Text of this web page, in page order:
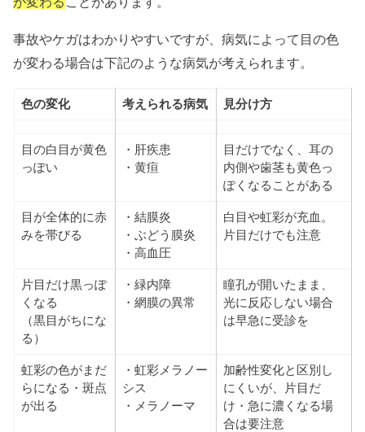
事故やケガはわかりやすいですが、病気によって目の色
が変わる場合は下記のような病気が考えられます。
色の変化 考えられる病気 見分け方
目の白目が黄色
っぽい
・肝疾患
・黄疸
目だけでなく、耳の
内側や歯茎も黄色っ
ぽくなることがある
目が全体的に赤
みを帯びる
・結膜炎
・ぶどう膜炎
・高血圧
白目や虹彩が充血。
片目だけでも注意
片目だけ黒っぽ
くなる
（黒目がちにな
る）
・緑内障
・網膜の異常
瞳孔が開いたまま、
光に反応しない場合
は早急に受診を
虹彩の色がまだ
らになる・斑点
が出る
・虹彩メラノー
シス
・メラノーマ
加齢性変化と区別し
にくいが、片目だ
け・急に濃くなる場
合は要注意